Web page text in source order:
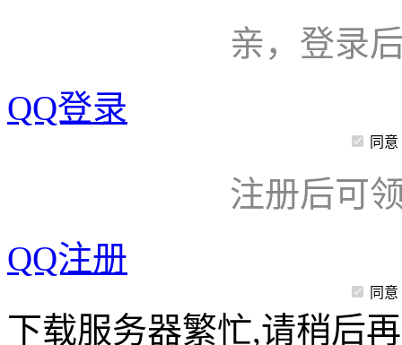
亲，登录
QQ登录
同意
注册后可
QQ注册
同意
下载服务器繁忙,请稍后